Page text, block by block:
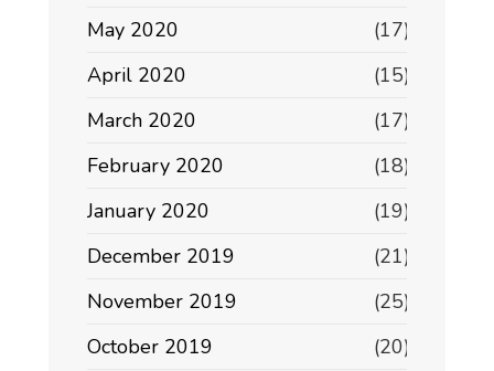
May 2020
(17)
April 2020
(15)
March 2020
(17)
February 2020
(18)
January 2020
(19)
December 2019
(21)
November 2019
(25)
October 2019
(20)